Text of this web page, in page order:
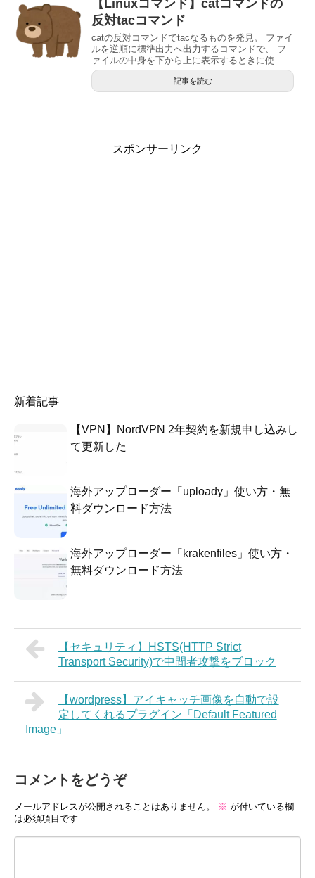
【Linuxコマンド】catコマンドの
反対tacコマンド
catの反対コマンドでtacなるものを発見。 ファイ
ルを逆順に標準出力へ出力するコマンドで、 フ
ァイルの中身を下から上に表示するときに使...
記事を読む
スポンサーリンク
新着記事
【VPN】NordVPN 2年契約を新規申し込みし
て更新した
海外アップローダー「uploady」使い方・無
料ダウンロード方法
海外アップローダー「krakenfiles」使い方・
無料ダウンロード方法
【セキュリティ】HSTS(HTTP Strict
Transport Security)で中間者攻撃をブロック
【wordpress】アイキャッチ画像を自動で設
定してくれるプラグイン「Default Featured
Image」
コメントをどうぞ
メールアドレスが公開されることはありません。 ※ が付いている欄
は必須項目です